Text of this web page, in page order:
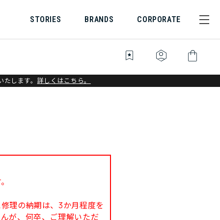
STORIES BRANDS CORPORATE
bookmark_star identity_platform shopping_bag
します。 詳しくはこちら。
理の納期は、3か月程度を
が、何卒、ご理解いただ